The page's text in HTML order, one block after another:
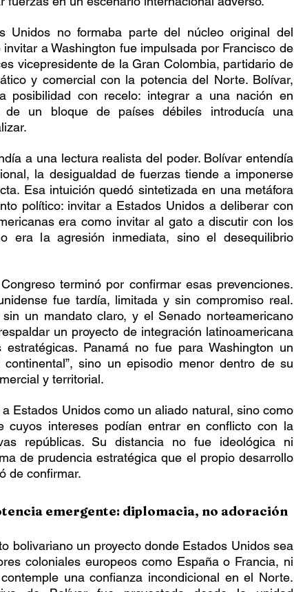
Unidos no formaba parte del núcleo original del
a Washington fue impulsada por Francisco de
vicepresidente de la Gran Colombia, partidario de
y comercial con la potencia del Norte. Bolívar,
posibilidad con recelo: integrar a una nación en
de un bloque de países débiles introducía una
a una lectura realista del poder. Bolívar entendía
la desigualdad de fuerzas tiende a imponerse
Esa intuición quedó sintetizada en una metáfora
político: invitar a Estados Unidos a deliberar con
era como invitar al gato a discutir con los
era la agresión inmediata, sino el desequilibrio
terminó por confirmar esas prevenciones.
fue tardía, limitada y sin compromiso real.
un mandato claro, y el Senado norteamericano
un proyecto de integración latinoamericana
Panamá no fue para Washington un
continental”, sino un episodio menor dentro de su
y territorial.
Estados Unidos como un aliado natural, sino como
cuyos intereses podían entrar en conflicto con la
repúblicas. Su distancia no fue ideológica ni
de prudencia estratégica que el propio desarrollo
de confirmar.
emergente: diplomacia, no adoración
bolivariano un proyecto donde Estados Unidos sea
coloniales europeos como España o Francia, ni
una confianza incondicional en el Norte.